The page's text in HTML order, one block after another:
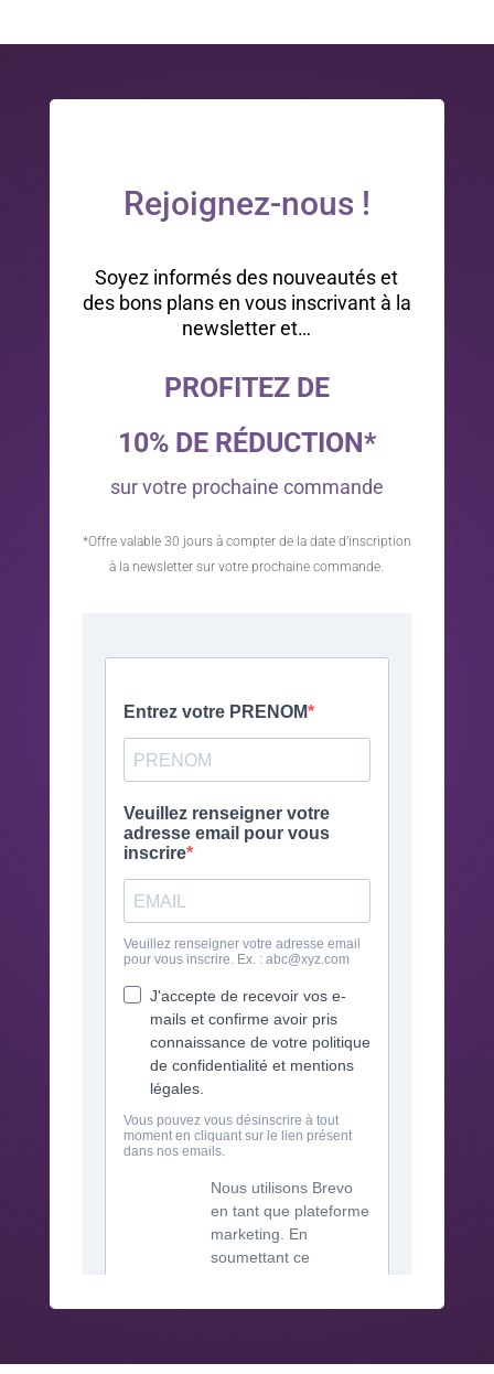
Rejoignez-nous !
Soyez informés des nouveautés et
des bons plans en vous inscrivant à la
newsletter et…
PROFITEZ DE
10% DE RÉDUCTION*
sur votre prochaine commande
*Offre valable 30 jours à compter de la date d’inscription
à la newsletter sur votre prochaine commande.